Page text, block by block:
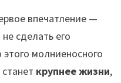
впечатление —
сделать его
молниеносного
крупнее жизни,